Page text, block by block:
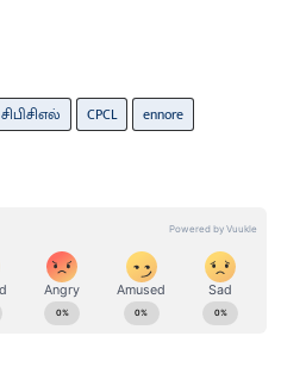
சிபிசிஎல் CPCL
ennore